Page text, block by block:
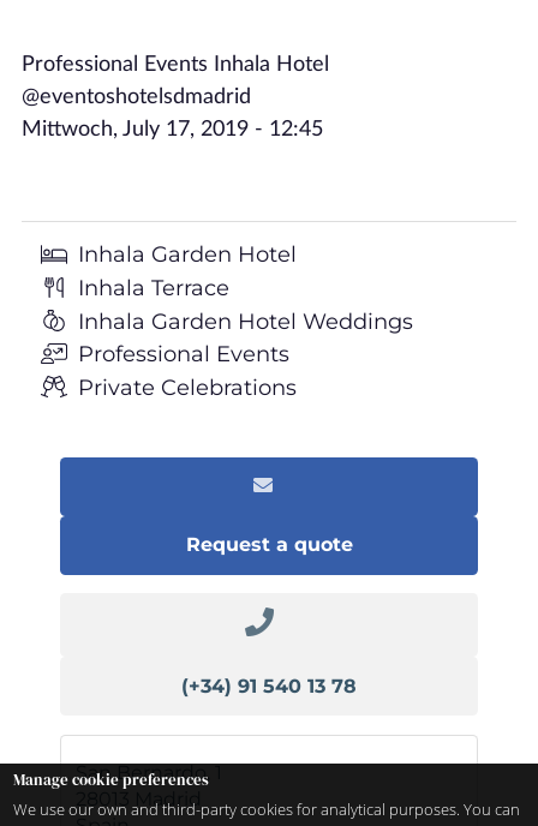
Professional Events Inhala Hotel
@eventoshotelsdmadrid
Mittwoch, July 17, 2019 - 12:45
Inhala Garden Hotel
Inhala Terrace
Inhala Garden Hotel Weddings
Professional Events
Private Celebrations
Request a quote
(+34) 91 540 13 78
San Bernardo, 1
Madrid
Manage cookie preferences
We use our own and third-party cookies for analytical purposes. You can